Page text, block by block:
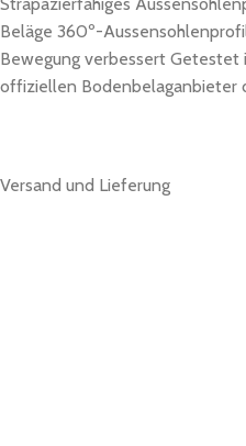
Strapazierfähiges
Beläge 360º-
Bewegung verbessert Getestet
offiziellen Bodenbelaganbieter
Versand und Lieferung